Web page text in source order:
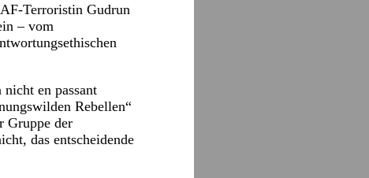
Terroristin Gudrun
– vom
en passant
Rebellen“
Gruppe der
das entscheidende